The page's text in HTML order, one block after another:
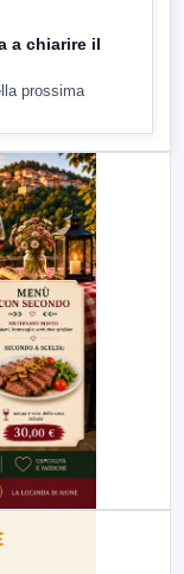
a chiarire il
prossima